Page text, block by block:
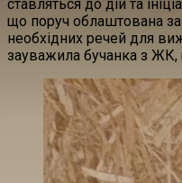
ставляться до дій та
що поруч облаштована
необхідних речей для
зауважила бучанка з ЖК,